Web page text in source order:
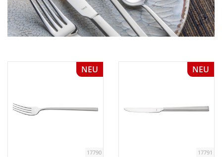
Fingerfood
Bar
Aufsteller
Einrichtung
NEU
17790
NEU
17791